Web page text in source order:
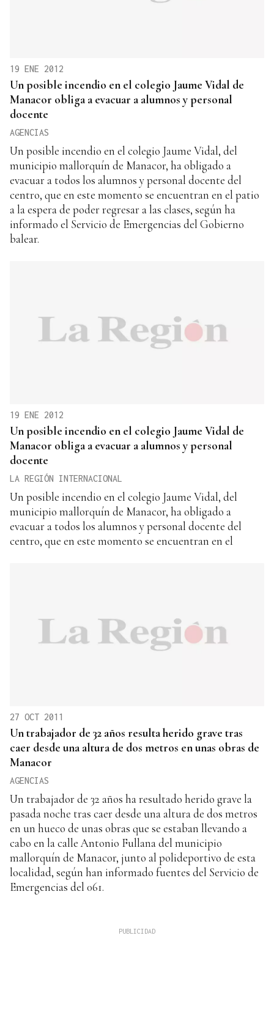
19 ENE 2012
Un posible incendio en el colegio Jaume Vidal de
Manacor obliga a evacuar a alumnos y personal
docente
AGENCIAS
Un posible incendio en el colegio Jaume Vidal, del
municipio mallorquín de Manacor, ha obligado a
evacuar a todos los alumnos y personal docente del
centro, que en este momento se encuentran en el patio
a la espera de poder regresar a las clases, según ha
informado el Servicio de Emergencias del Gobierno
balear.
19 ENE 2012
Un posible incendio en el colegio Jaume Vidal de
Manacor obliga a evacuar a alumnos y personal
docente
LA REGIÓN INTERNACIONAL
Un posible incendio en el colegio Jaume Vidal, del
municipio mallorquín de Manacor, ha obligado a
evacuar a todos los alumnos y personal docente del
centro, que en este momento se encuentran en el
27 OCT 2011
Un trabajador de 32 años resulta herido grave tras
caer desde una altura de dos metros en unas obras de
Manacor
AGENCIAS
Un trabajador de 32 años ha resultado herido grave la
pasada noche tras caer desde una altura de dos metros
en un hueco de unas obras que se estaban llevando a
cabo en la calle Antonio Fullana del municipio
mallorquín de Manacor, junto al polideportivo de esta
localidad, según han informado fuentes del Servicio de
Emergencias del 061.